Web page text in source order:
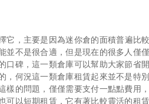
它，主要是因為迷你倉的面積普遍比
不是很合適，但是現在的很多人僅
碑，這一類倉庫可以幫助大家節省
何況這一類倉庫租賃起來並不是特
的問題，僅僅需要支付一點點費用
以短期租賃，它有著比較靈活的租